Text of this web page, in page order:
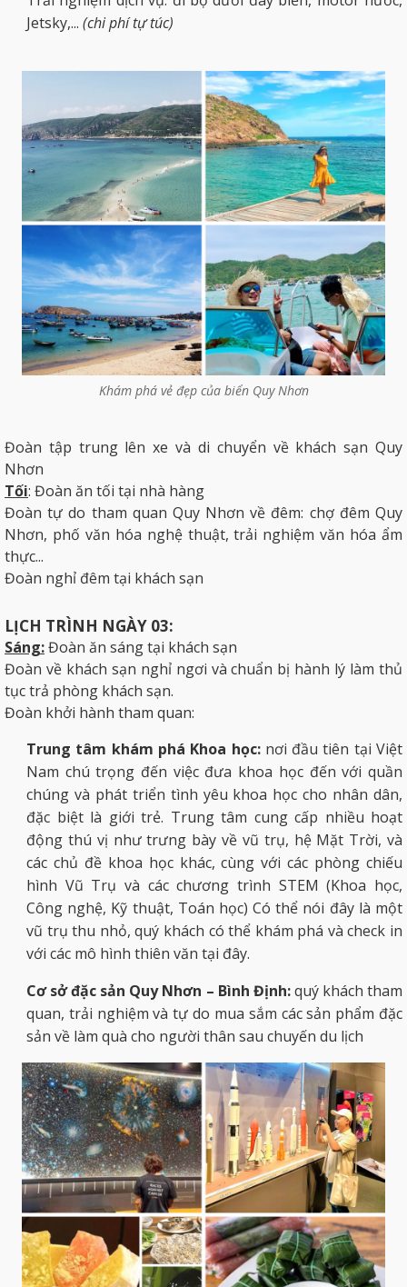
Jetsky,... (chi phí tự túc)
Khám phá vẻ đẹp của biển Quy Nhơn
Đoàn tập trung lên xe và di chuyển về khách sạn Quy
Nhơn
Tối: Đoàn ăn tối tại nhà hàng
Đoàn tự do tham quan Quy Nhơn về đêm: chợ đêm Quy
Nhơn, phố văn hóa nghệ thuật, trải nghiệm văn hóa ẩm
thực...
Đoàn nghỉ đêm tại khách sạn
LỊCH TRÌNH NGÀY 03:
Sáng:Đoàn ăn sáng tại khách sạn
Đoàn về khách sạn nghỉ ngơi và chuẩn bị hành lý làm thủ
tục trả phòng khách sạn.
Đoàn khởi hành tham quan:
Trung tâm khám phá Khoa học:nơi đầu tiên tại Việt
Nam chú trọng đến việc đưa khoa học đến với quần
chúng và phát triển tình yêu khoa học cho nhân dân,
đặc biệt là giới trẻ. Trung tâm cung cấp nhiều hoạt
động thú vị như trưng bày về vũ trụ, hệ Mặt Trời, và
các chủ đề khoa học khác, cùng với các phòng chiếu
hình Vũ Trụ và các chương trình STEM (Khoa học,
Công nghệ, Kỹ thuật, Toán học) Có thể nói đây là một
vũ trụ thu nhỏ, quý khách có thể khám phá và check in
với các mô hình thiên văn tại đây.
Cơ sở đặc sản Quy Nhơn – Bình Định:quý khách tham
quan, trải nghiệm và tự do mua sắm các sản phẩm đặc
sản về làm quà cho người thân sau chuyến du lịch